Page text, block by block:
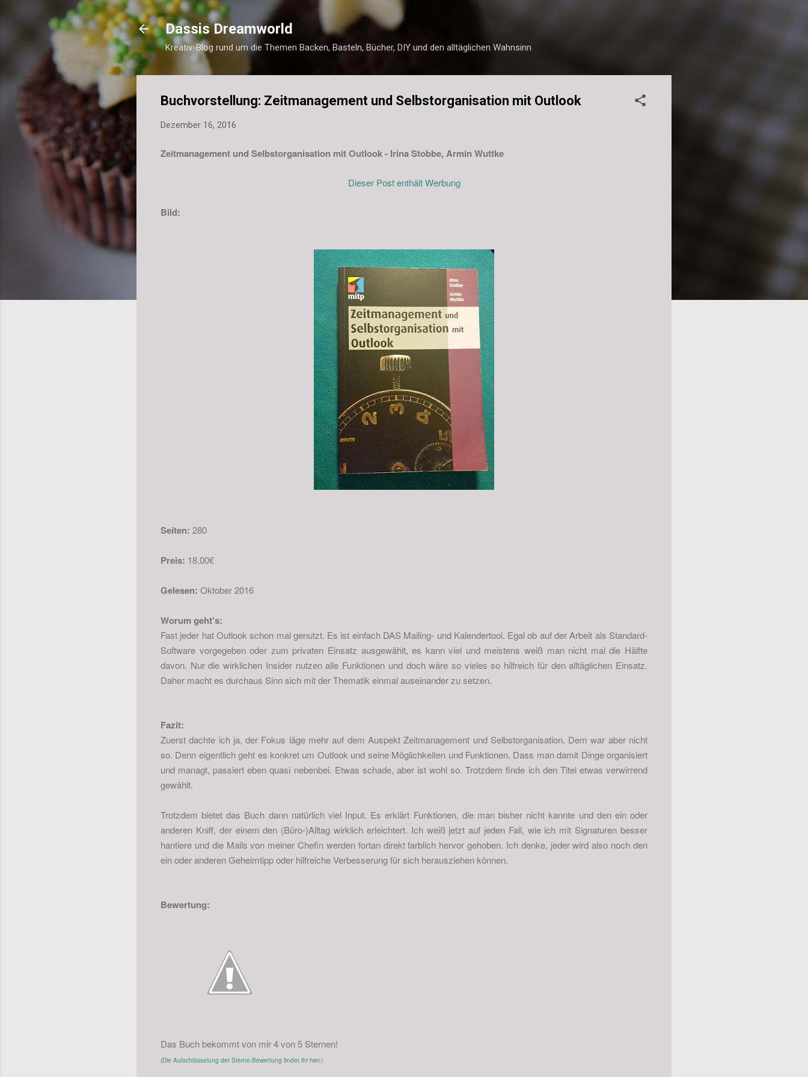
Direkt zum Hauptbereich
Dassis Dreamworld
Kreativ-Blog rund um die Themen Backen, Basteln, Bücher, DIY und den alltäglichen Wahnsinn
Buchvorstellung: Zeitmanagement und Selbstorganisation mit Outlook
Dezember 16, 2016
Zeitmanagement und Selbstorganisation mit Outlook - Irina Stobbe, Armin Wuttke
Dieser Post enthält Werbung
Bild:
Seiten: 280
Preis: 18,00€
Gelesen: Oktober 2016
Worum geht's:
Fast jeder hat Outlook schon mal genutzt. Es ist einfach DAS Mailing- und Kalendertool. Egal ob auf der Arbeit als Standard-
Software vorgegeben oder zum privaten Einsatz ausgewählt, es kann viel und meistens weiß man nicht mal die Hälfte
davon. Nur die wirklichen Insider nutzen alle Funktionen und doch wäre so vieles so hilfreich für den alltäglichen Einsatz.
Daher macht es durchaus Sinn sich mit der Thematik einmal auseinander zu setzen.
Fazit:
Zuerst dachte ich ja, der Fokus läge mehr auf dem Auspekt Zeitmanagement und Selbstorganisation. Dem war aber nicht
so. Denn eigentlich geht es konkret um Outlook und seine Möglichkeiten und Funktionen. Dass man damit Dinge organisiert
und managt, passiert eben quasi nebenbei. Etwas schade, aber ist wohl so. Trotzdem finde ich den Titel etwas verwirrend
gewählt.
Trotzdem bietet das Buch dann natürlich viel Input. Es erklärt Funktionen, die man bisher nicht kannte und den ein oder
anderen Kniff, der einem den (Büro-)Alltag wirklich erleichtert. Ich weiß jetzt auf jeden Fall, wie ich mit Signaturen besser
hantiere und die Mails von meiner Chefin werden fortan direkt farblich hervor gehoben. Ich denke, jeder wird also noch den
ein oder anderen Geheimtipp oder hilfreiche Verbesserung für sich herausziehen können.
Bewertung:
Das Buch bekommt von mir4von 5 Sternen!
(Die Aufschlüsselung der Sterne-Bewertung findet ihr hier.)